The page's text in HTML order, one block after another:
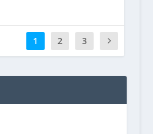
1 2 3